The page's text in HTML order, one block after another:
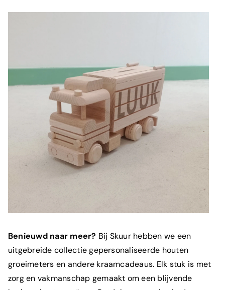
Benieuwd naar meer? Bij Skuur hebben we een
uitgebreide collectie gepersonaliseerde houten
groeimeters en andere kraamcadeaus. Elk stuk is met
zorg en vakmanschap gemaakt om een blijvende